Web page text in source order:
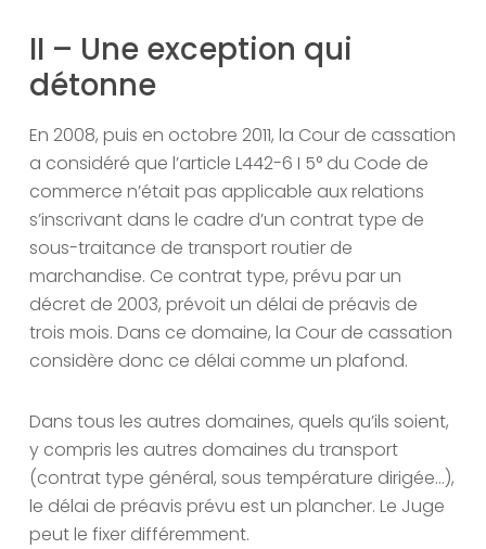
II – Une exception qui
détonne
En 2008, puis en octobre 2011, la Cour de cassation
a considéré que l’article L442-6 I 5° du Code de
commerce n’était pas applicable aux relations
s’inscrivant dans le cadre d’un contrat type de
sous-traitance de transport routier de
marchandise. Ce contrat type, prévu par un
décret de 2003, prévoit un délai de préavis de
trois mois. Dans ce domaine, la Cour de cassation
considère donc ce délai comme un plafond.
Dans tous les autres domaines, quels qu’ils soient,
y compris les autres domaines du transport
(contrat type général, sous température dirigée…),
le délai de préavis prévu est un plancher. Le Juge
peut le fixer différemment.